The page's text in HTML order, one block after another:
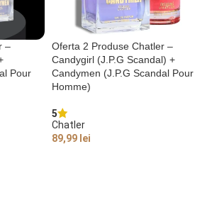
–
Pour
Oferta 2 Produse Chatler –
Candygirl (J.P.G Scandal) +
Candymen (J.P.G Scandal Pour
Homme)
5
Chatler
89,99 lei